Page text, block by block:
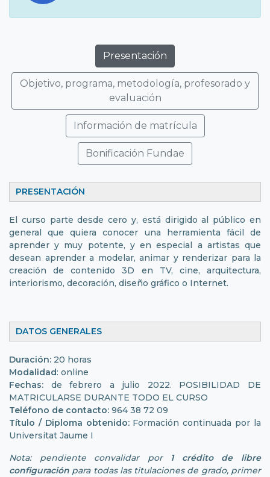
Presentación
Objetivo, programa, metodología, profesorado y
evaluación
Información de matrícula
Bonificación Fundae
PRESENTACIÓN
El curso parte desde cero y, está dirigido al público en
general que quiera conocer una herramienta fácil de
aprender y muy potente, y en especial a artistas que
desean aprender a modelar, animar y renderizar para la
creación de contenido 3D en TV, cine, arquitectura,
interiorismo, decoración, diseño gráfico o Internet.
DATOS GENERALES
Duración: 20 horas
Modalidad: online
Fechas: de febrero a julio 2022. POSIBILIDAD DE
MATRICULARSE DURANTE TODO EL CURSO
Teléfono de contacto: 964 38 72 09
Título / Diploma obtenido:Formación continuada por la
Universitat Jaume I
Nota: pendiente convalidar por 1 crédito de libre
configuración para todas las titulaciones de grado, primer